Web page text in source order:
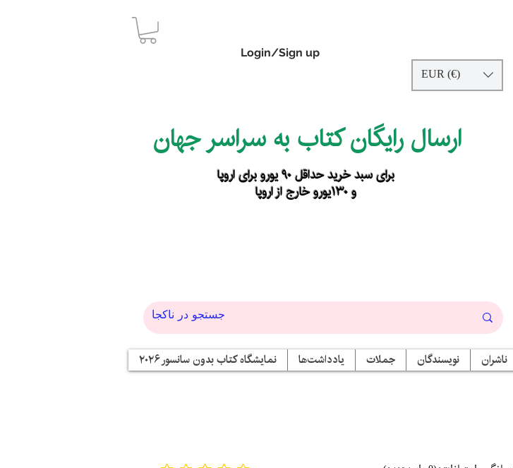
Login/Sign up
EUR (€)
ارسال رایگان کتاب به سراسر جهان
برای سبد خرید حداقل ۹۰ یورو برای اروپا
و ۱۳۰یورو خارج از اروپا
ناشران نویسندگان جملات یادداشت‌ها نمایشگاه کتاب بدون سانسور ۲۰۲۶